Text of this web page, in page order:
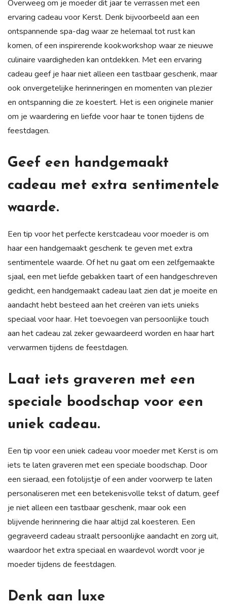
Overweeg om je moeder dit jaar te verrassen met een
ervaring cadeau voor Kerst. Denk bijvoorbeeld aan een
ontspannende spa-dag waar ze helemaal tot rust kan
komen, of een inspirerende kookworkshop waar ze nieuwe
culinaire vaardigheden kan ontdekken. Met een ervaring
cadeau geef je haar niet alleen een tastbaar geschenk, maar
ook onvergetelijke herinneringen en momenten van plezier
en ontspanning die ze koestert. Het is een originele manier
om je waardering en liefde voor haar te tonen tijdens de
feestdagen.
Geef een handgemaakt
cadeau met extra sentimentele
waarde.
Een tip voor het perfecte kerstcadeau voor moeder is om
haar een handgemaakt geschenk te geven met extra
sentimentele waarde. Of het nu gaat om een zelfgemaakte
sjaal, een met liefde gebakken taart of een handgeschreven
gedicht, een handgemaakt cadeau laat zien dat je moeite en
aandacht hebt besteed aan het creëren van iets unieks
speciaal voor haar. Het toevoegen van persoonlijke touch
aan het cadeau zal zeker gewaardeerd worden en haar hart
verwarmen tijdens de feestdagen.
Laat iets graveren met een
speciale boodschap voor een
uniek cadeau.
Een tip voor een uniek cadeau voor moeder met Kerst is om
iets te laten graveren met een speciale boodschap. Door
een sieraad, een fotolijstje of een ander voorwerp te laten
personaliseren met een betekenisvolle tekst of datum, geef
je niet alleen een tastbaar geschenk, maar ook een
blijvende herinnering die haar altijd zal koesteren. Een
gegraveerd cadeau straalt persoonlijke aandacht en zorg uit,
waardoor het extra speciaal en waardevol wordt voor je
moeder tijdens de feestdagen.
Denk aan luxe